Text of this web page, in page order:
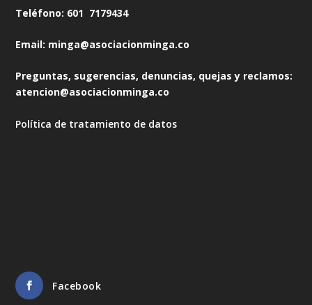
Teléfono: 601 7179434
Email: minga@asociacionminga.co
Preguntas, sugerencias, denuncias, quejas y reclamos:
atencion@asociacionminga.co
Política de tratamiento de datos
Facebook